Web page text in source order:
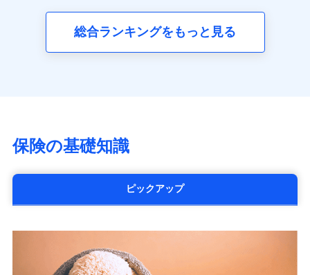
（https://www.fwdlife.co.jp/）
ソニー生命保険株式会社
（https://www.sonylife.co.jp）
SOMPOひまわり生命保険株式会社
太陽生命保険株式会社（https://www.taiyo-
チューリッヒ生命保険株式会社
（https://www.zurichlife.co.jp/）
東京海上日動あんしん生命保険株式会社
（https://www.nanairolife.co.jp/）
日本生命保険相互会社
総合ランキングをもっと見る
保険の基礎知識
ピックアップ